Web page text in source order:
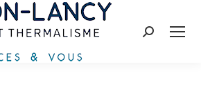
Search: